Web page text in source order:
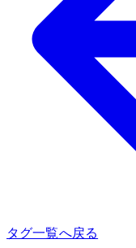
タグ一覧へ戻る